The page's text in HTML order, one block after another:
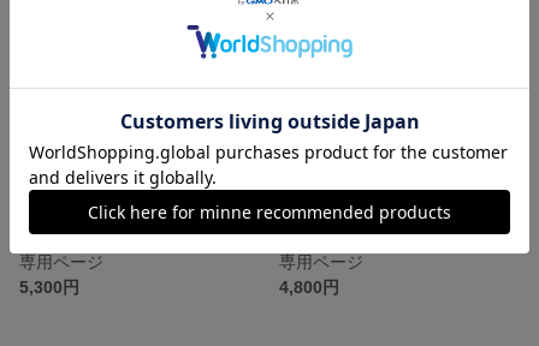
専用ページ
5,300円
専用ページ
4,800円